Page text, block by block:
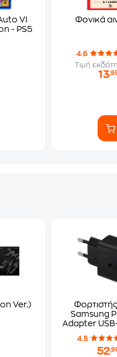
VI
- PS5
Φονικά
4.6
Τιμή
13
Ver.)
Samsung
Adapter
με
4.5
52